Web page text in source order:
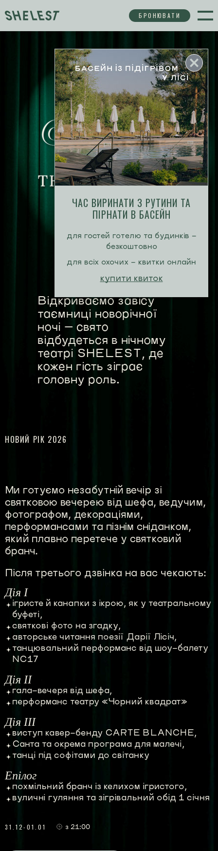
БРОНЮВАТИ
Відкриваємо завісу
таємниці новорічної
ночі — свято
відбудеться в нічному
театрі SHELEST, де
кожен гість зіграє
головну роль.
НОВИЙ РІК 2026
Ми готуємо незабутній вечір зі
святковою вечерею від шефа, ведучим,
фотографом, декораціями,
перформансами та пізнім сніданком,
який плавно перетече у святковий
бранч.
Після третього дзвінка на вас чекають:
Дія І
ігристе й канапки з ікрою, як у театральному
буфеті,
святкові фото на згадку,
авторське читання поезії Дарії Лісіч,
танцювальний перформанс від шоу-балету
NC17
Дія ІІ
гала-вечеря від шефа,
перформанс театру «Чорний квадрат»
Дія ІІІ
виступ кавер-бенду CARTE BLANCHE,
Санта та окрема програма для малечі,
танці під софітами до світанку
Епілог
похмільний бранч із келихом ігристого,
вуличні гуляння та зігрівальний обід 1 січня
31.12-01.01 з 21:00
ЧАС ВИРИНАТИ З РУТИНИ ТА
ПІРНАТИ В БАСЕЙН
для гостей готелю та будинків -
безкоштовно
для всіх охочих - квитки онлайн
купити квиток